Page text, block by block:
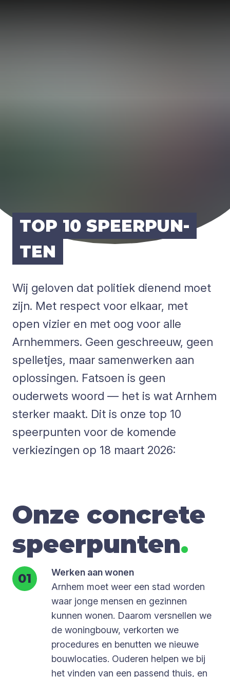
TOP 10 SPEER­PUN­
TEN
Wij geloven dat politiek dienend moet
zijn. Met respect voor elkaar, met
open vizier en met oog voor alle
Arnhemmers. Geen geschreeuw, geen
spelletjes, maar samenwerken aan
oplossingen. Fatsoen is geen
ouderwets woord — het is wat Arnhem
sterker maakt. Dit is onze top 10
speerpunten voor de komende
verkiezingen op 18 maart 2026:
Onze concrete
speerpunten.
Werken aan wonen
Arnhem moet weer een stad worden
waar jonge mensen en gezinnen
kunnen wonen. Daarom versnellen we
de woningbouw, verkorten we
procedures en benutten we nieuwe
bouwlocaties. Ouderen helpen we bij
het vinden van een passend thuis, en